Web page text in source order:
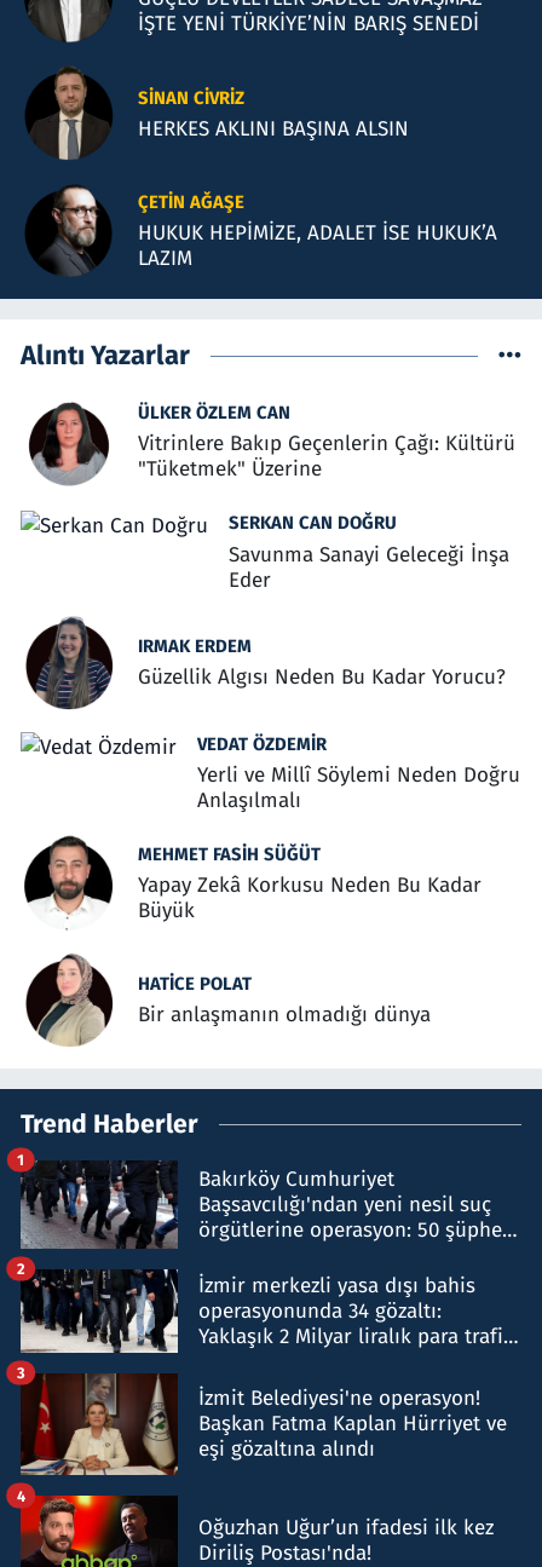
İŞTE YENİ TÜRKİYE’NİN BARIŞ SENEDİ
SINAN CIVRIZ
HERKES AKLINI BAŞINA ALSIN
ÇETIN AĞAŞE
HUKUK HEPİMİZE, ADALET İSE HUKUK’A
LAZIM
Alıntı Yazarlar
ÜLKER ÖZLEM CAN
Vitrinlere Bakıp Geçenlerin Çağı: Kültürü
"Tüketmek" Üzerine
SERKAN CAN DOĞRU
Savunma Sanayi Geleceği İnşa
Eder
IRMAK ERDEM
Güzellik Algısı Neden Bu Kadar Yorucu?
VEDAT ÖZDEMIR
Yerli ve Millî Söylemi Neden Doğru
Anlaşılmalı
MEHMET FASIH SÜĞÜT
Yapay Zekâ Korkusu Neden Bu Kadar
Büyük
HATICE POLAT
Bir anlaşmanın olmadığı dünya
Trend Haberler
Bakırköy Cumhuriyet
Başsavcılığı'ndan yeni nesil suç
örgütlerine operasyon: 50 şüpheli
1
İzmir merkezli yasa dışı bahis
operasyonunda 34 gözaltı:
Yaklaşık 2 Milyar liralık para trafiği
2
İzmit Belediyesi'ne operasyon!
Başkan Fatma Kaplan Hürriyet ve
eşi gözaltına alındı
3
Oğuzhan Uğur’un ifadesi ilk kez
Diriliş Postası'nda!
4